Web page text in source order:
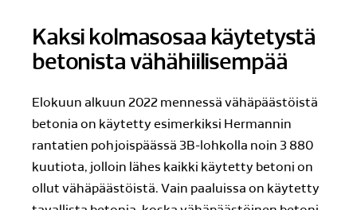
Kaksi kolmasosaa käytetystä
betonista vähähiilisempää
Elokuun alkuun 2022 mennessä vähäpäästöistä
betonia on käytetty esimerkiksi Hermannin
rantatien pohjoispäässä 3B-lohkolla noin 3 880
kuutiota, jolloin lähes kaikki käytetty betoni on
ollut vähäpäästöistä. Vain paaluissa on käytetty